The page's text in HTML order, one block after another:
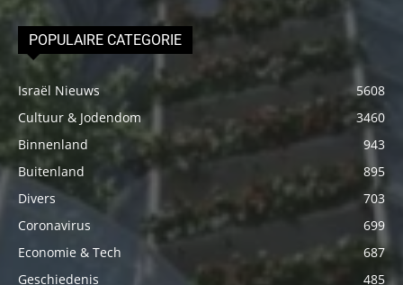
POPULAIRE CATEGORIE
Israël Nieuws
5608
Cultuur & Jodendom
3460
Binnenland
943
Buitenland
895
Divers
703
Coronavirus
699
Economie & Tech
687
Geschiedenis
485